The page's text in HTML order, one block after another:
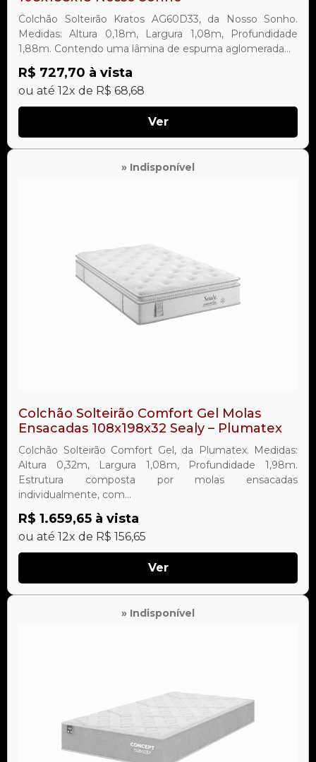
Colchão Solteirão Kratos AG60D33, da Nosso Sonho.
Medidas: Altura 0,18m, Largura 1,08m, Profundidade
1,88m. Contendo uma lâmina de espuma aglomerada...
R$ 727,70 à vista
ou até 12x de R$ 68,68
Ver
» Indisponível
Colchão Solteirão Comfort Gel Molas
Ensacadas 108x198x32 Sealy – Plumatex
Colchão Solteirão Comfort Gel, da Plumatex. Medidas:
Altura 0,32m, Largura 1,08m, Profundidade 1,98m.
Estrutura composta por molas ensacadas
individualmente, com...
R$ 1.659,65 à vista
ou até 12x de R$ 156,65
Ver
» Indisponível